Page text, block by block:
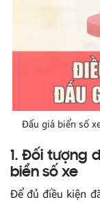
Đấu giá biển số
1. Đối tượng
biển số xe
Để đủ điều kiện